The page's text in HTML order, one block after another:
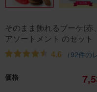
そのまま飾れるブーケ(
アソートメント のセット
4.6
（92件の
価格